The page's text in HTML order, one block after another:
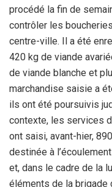
procédé la fin de
contrôler les
centre-ville. Il a été
420 kg de viande
de viande blanche et
marchandise saisie a
ils ont été poursuivis
contexte, les services
ont saisi, avant-hier,
destinée à
et, dans le cadre de la
éléments de la